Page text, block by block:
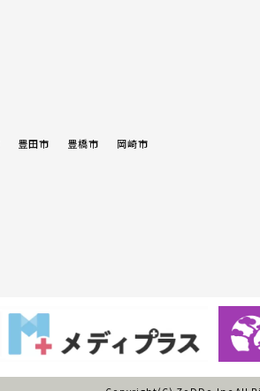
豊田市 豊橋市 岡崎市